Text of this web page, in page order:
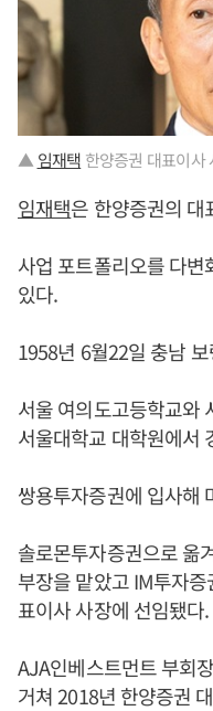
▲ 임재택 한양증권 대표이사
임재택은 한양증권의 대
사업 포트폴리오를 다
있다.
1958년 6월22일 충남
서울 여의도고등학교와
서울대학교 대학원에서
쌍용투자증권에 입사해
솔로몬투자증권으로 옮
부장을 맡았고 IM투자
표이사 사장에 선임됐다.
AJA인베스트먼트 부회
거쳐 2018년 한양증권